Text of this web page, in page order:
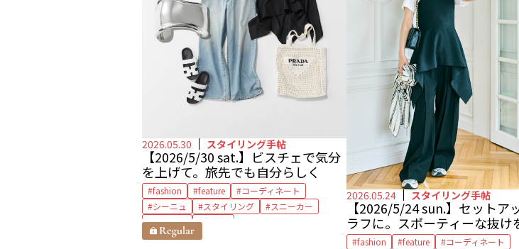
2026.05.30 スタイリング手帖
【2026/5/30 sat.】ビスチェで気分
を上げて。旅先でも自分らしく
fashion feature
コーディネート
シーニュ
スタイリング
スニーカー
ビスチェ
亀恭子
2026.05.24 スタイリング手帖
【2026/5/24 sun.】セットア
ラフに。スポーティーな抜け
せて
fashion feature
コーディネート